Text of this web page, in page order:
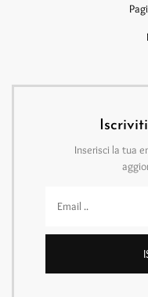
Inserisci la tua